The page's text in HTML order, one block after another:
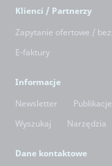
Klienci / Partnerzy
Zapytanie ofertowe /
E-faktury
Informacje
Newsletter
Wyszukaj
Narzędzia
Dane kontaktowe